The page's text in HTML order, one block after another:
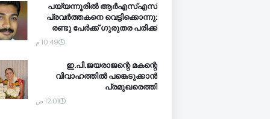
പയ്യന്നൂരില്‍ ആര്‍എസ്എസ്
പ്രവര്‍ത്തകനെ വെട്ടിക്കൊന്നു:
രണ്ടു പേര്‍ക്ക് ഗുരുതര പരിക്ക്
10:49 م
ഇ.പി.ജയരാജന്റെ മകന്റെ
വിവാഹത്തില്‍ പങ്കെടുക്കാന്‍
പ്രമുഖരെത്തി
12:01 ص